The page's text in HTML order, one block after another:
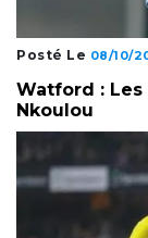
Posté Le 08/10/
Watford : Les
Nkoulou